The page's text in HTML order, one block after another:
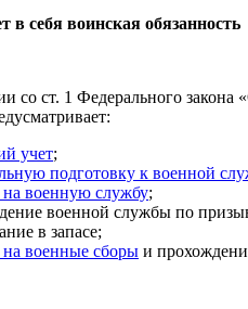
в себя воинская обязанность
со ст. 1 Федерального
учет;
подготовку к военной
военную службу;
военной службы по
в запасе;
военные сборы и